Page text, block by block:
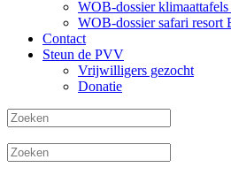
WOB-dossier
WOB-dossier safari resort
Contact
Steun de PVV
Vrijwilligers gezocht
Donatie